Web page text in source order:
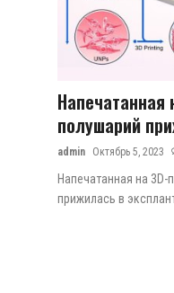
Цифровые коллекции
История здравоохранения
Периодические издания
Фотогалерея
Напечатанная
полушарий
admin Октябрь 5, 2023
Напечатанная на
прижилась в